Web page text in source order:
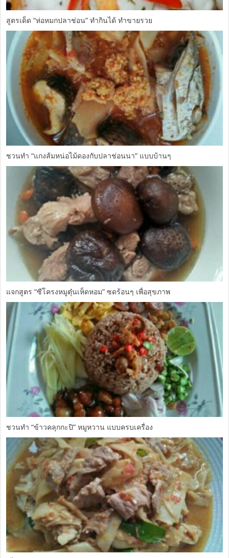
สูตรเด็ด “ห่อหมกปลาช่อน” ทำกินได้ ทำขายรวย
ชวนทำ “แกงส้มหน่อไม้ดองกับปลาช่อนนา” แบบบ้านๆ
แจกสูตร “ซีโครงหมูตุ๋นเห็ดหอม” ซดร้อนๆ เพื่อสุขภาพ
ชวนทำ “ข้าวคลุกกะปิ” หมูหวาน แบบครบเครื่อง